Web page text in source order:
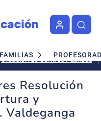
Creación de Centros Públicos
Resolución
y
Valdeganga